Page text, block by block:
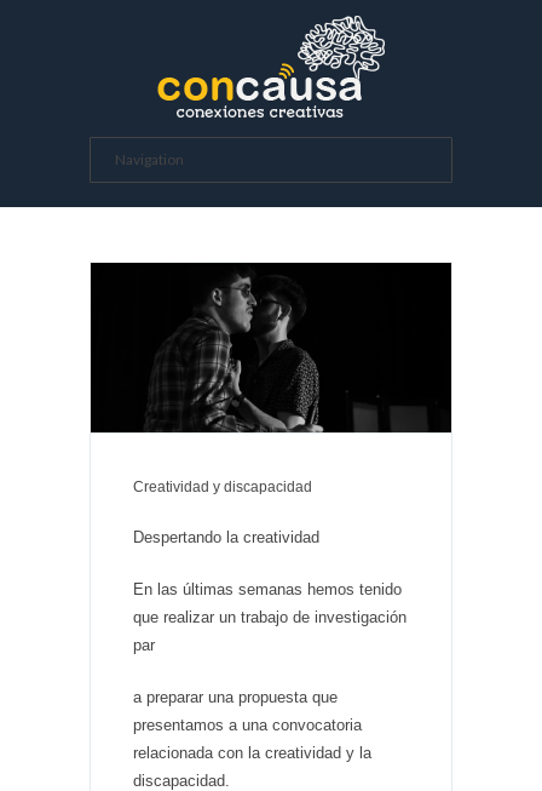
Creatividad y discapacidad
Despertando la creatividad
En las últimas semanas hemos tenido
que realizar un trabajo de investigación
par
a preparar una propuesta que
presentamos a una convocatoria
relacionada con la creatividad y la
discapacidad.